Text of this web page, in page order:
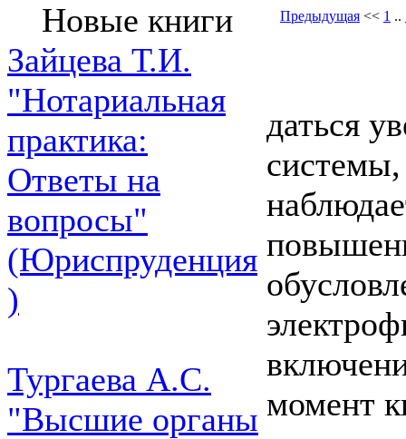
Новые книги
Зайцева Т.И.
"Нотариальная
практика:
Ответы на
вопросы"
(Юриспруденция
)
Тургаева А.С.
"Высшие органы
Предыдущая << 1 ..
даться
момент